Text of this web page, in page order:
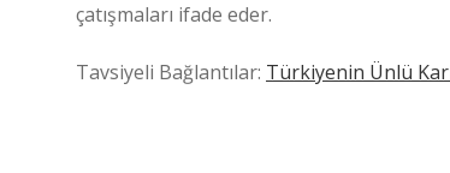
çatışmaları ifade eder.
Tavsiyeli Bağlantılar: Türkiyenin Ünlü